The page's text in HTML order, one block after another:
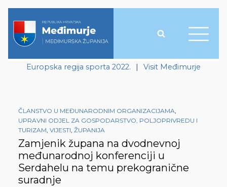
Europska regija sporta 2022. | Visit Međimurje
ČLANSTVO U MEĐUNARODNIM ORGANIZACIJAMA,
UPRAVNI ODJEL ZA GOSPODARSTVO, POLJOPRIVREDU I
TURIZAM, VIJESTI, ŽUPANIJA
Zamjenik župana na dvodnevnoj
međunarodnoj konferenciji u
Serdahelu na temu prekogranične
suradnje